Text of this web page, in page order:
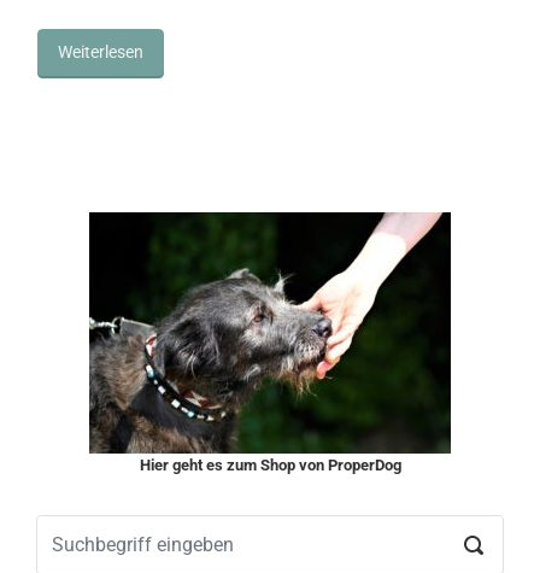
Weiterlesen
Hier geht es zum Shop von ProperDog